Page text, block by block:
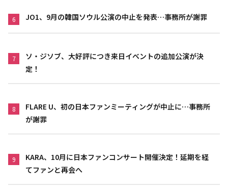
6 JO1、9月の韓国ソウル公演の中止を発表…事務所が謝罪
7
ソ・ジソブ、大好評につき来日イベントの追加公演が決
定！
8
FLARE U、初の日本ファンミーティングが中止に…事務所
が謝罪
9
KARA、10月に日本ファンコンサート開催決定！延期を経
てファンと再会へ